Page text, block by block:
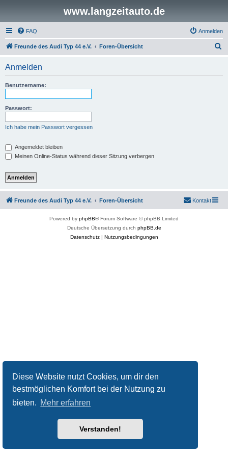
Diese Website nutzt Cookies, um dir den
bestmöglichen Komfort bei der Nutzung zu
bieten. Mehr erfahren
Verstanden!
www.langzeitauto.de
FAQ Anmelden
Freunde des Audi Typ 44 e.V. Foren-Übersicht
Anmelden
Benutzername:
Passwort:
Ich habe mein Passwort vergessen
Angemeldet bleiben
Meinen Online-Status während dieser Sitzung verbergen
Freunde des Audi Typ 44 e.V. Foren-Übersicht Kontakt
Powered by phpBB® Forum Software © phpBB Limited
Deutsche Übersetzung durch phpBB.de
Datenschutz| Nutzungsbedingungen